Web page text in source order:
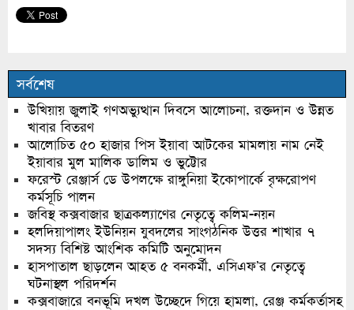
সর্বশেষ
উখিয়ায় জুলাই গণঅভ্যুত্থান দিবসে আলোচনা, রক্তদান ও উন্নত
খাবার বিতরণ
আলোচিত ৫০ হাজার পিস ইয়াবা আটকের মামলায় নাম নেই
ইয়াবার মুল মালিক ডালিম ও ভুট্টোর
ফরেস্ট রেঞ্জার্স ডে উপলক্ষে রাঙ্গুনিয়া ইকোপার্কে বৃক্ষরোপণ
কর্মসূচি পালন
জবিস্থ কক্সবাজার ছাত্রকল্যাণের নেতৃত্বে কলিম-নয়ন
হলদিয়াপালং ইউনিয়ন যুবদলের সাংগঠনিক উত্তর শাখার ৭
সদস্য বিশিষ্ট আংশিক কমিটি অনুমোদন
হাসপাতাল ছাড়লেন আহত ৫ বনকর্মী, এসিএফ’র নেতৃত্বে
ঘটনাস্থল পরিদর্শন
কক্সবাজারে বনভূমি দখল উচ্ছেদে গিয়ে হামলা, রেঞ্জ কর্মকর্তাসহ